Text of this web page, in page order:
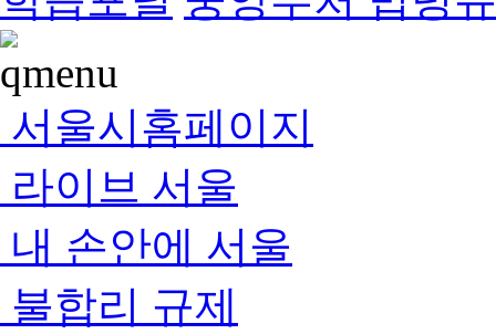
서울시홈페이지
라이브 서울
내 손안에 서울
불합리 규제